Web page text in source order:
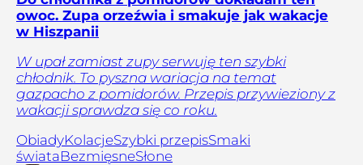
owoc. Zupa orzeźwia i smakuje jak wakacje
w Hiszpanii
W upał zamiast zupy serwuję ten szybki
chłodnik. To pyszna wariacja na temat
gazpacho z pomidorów. Przepis przywieziony z
wakacji sprawdza się co roku.
ObiadyKolacjeSzybki przepisSmaki
świataBezmięsneSłone